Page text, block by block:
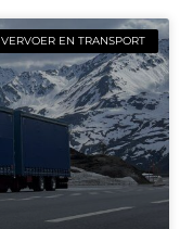
VERVOER EN TRANSPORT